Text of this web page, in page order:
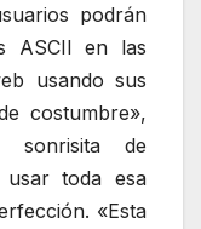
podrán
ASCII en las
usando sus
costumbre»,
sonrisita de
usar toda esa
«Esta